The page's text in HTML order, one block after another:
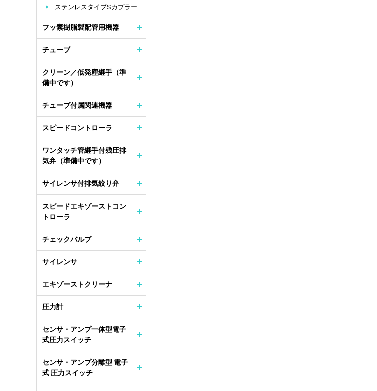
ステンレスタイプSカプラー
フッ素樹脂製配管用機器
チューブ
クリーン／低発塵継手（準
備中です）
チューブ付属関連機器
スピードコントローラ
ワンタッチ管継手付残圧排
気弁（準備中です）
サイレンサ付排気絞り弁
スピードエキゾーストコン
トローラ
チェックバルブ
サイレンサ
エキゾーストクリーナ
圧力計
センサ・アンプ一体型電子
式圧力スイッチ
センサ・アンプ分離型 電子
式 圧力スイッチ